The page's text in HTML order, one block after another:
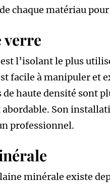
chaque matériau
verre
l’isolant le plus
facile à manipuler et
de haute densité sont
abordable. Son
professionnel.
minérale existe